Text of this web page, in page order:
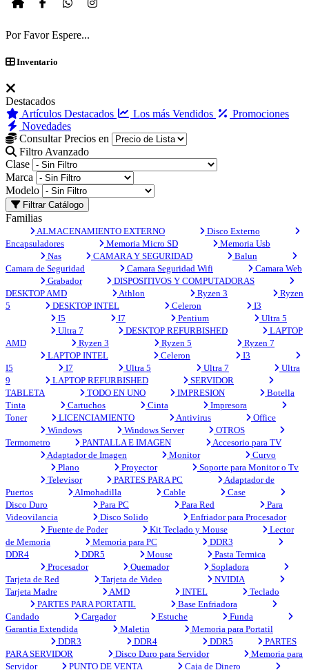
Por Favor Espere...
Inventario
Destacados
Artículos Destacados
Los más Vendidos
Promociones
Novedades
Consultar Precios en
Filtro Avanzado
Clase
Marca
Modelo
Filtrar Catálogo
Familias
ALMACENAMIENTO EXTERNO
Disco Externo
Encapsuladores
Memoria Micro SD
Memoria Usb
Nas
CAMARA Y SEGURIDAD
Balun
Camara de Seguridad
Camara Seguridad Wifi
Camara Web
Grabador
DISPOSITIVOS Y COMPUTADORAS
DESKTOP AMD
Athlon Ryzen 3
Ryzen
5
DESKTOP INTEL Celeron
I3
I5
I7 Pentium
Ultra 5
Ultra 7
DESKTOP REFURBISHED
LAPTOP
AMD
Ryzen 3 Ryzen 5
Ryzen 7
LAPTOP INTEL
Celeron
I3
I5
I7 Ultra 5 Ultra 7
Ultra
9
LAPTOP REFURBISHED
SERVIDOR
TABLETA
TODO EN UNO IMPRESION
Botella
Tinta
Cartuchos Cinta
Impresora
Toner
LICENCIAMIENTO Antivirus
Office
Windows
Windows Server
OTROS
Termometro
PANTALLA E IMAGEN
Accesorio para TV
Adaptador de Imagen
Monitor
Curvo
Plano
Proyector
Soporte para Monitor o Tv
Televisor
PARTES PARA PC
Adaptador de
Puertos
Almohadilla Cable
Case
Disco Duro
Para PC Para Red
Para
Videovilancia
Disco Solido
Enfriador para Procesador
Fuente de Poder
Kit Teclado y Mouse
Lector
de Memoria
Memoria para PC
DDR3
DDR4
DDR5 Mouse
Pasta Termica
Procesador
Quemador
Sopladora
Tarjeta de Red
Tarjeta de Video
NVIDIA
Tarjeta Madre
AMD INTEL
Teclado
PARTES PARA PORTATIL
Base Enfriadora
Candado
Cargador Estuche
Funda
Garantia Extendida
Maletin
Memoria para Portatil
DDR3
DDR4 DDR5
PARTES
PARA SERVIDOR
Disco Duro para Servidor
Memoria para
Servidor
PUNTO DE VENTA Caja de Dinero